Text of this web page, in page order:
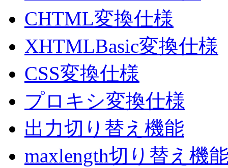
CHTML変換仕様
XHTMLBasic変換仕様
CSS変換仕様
プロキシ変換仕様
出力切り替え機能
maxlength切り替え機